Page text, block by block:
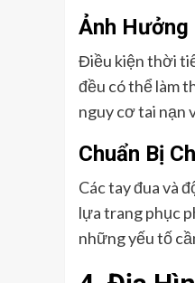
Ảnh Hưởng
Điều kiện thời
đều có thể làm
nguy cơ tai nạn
Chuẩn Bị
Các tay đua và
lựa trang phục
những yếu tố